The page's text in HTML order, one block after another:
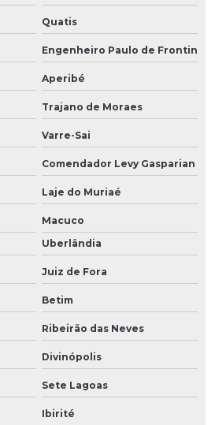
Quatis
Engenheiro Paulo de Frontin
Aperibé
Trajano de Moraes
Varre-Sai
Comendador Levy Gasparian
Laje do Muriaé
Macuco
Uberlândia
Juiz de Fora
Betim
Ribeirão das Neves
Divinópolis
Sete Lagoas
Ibirité